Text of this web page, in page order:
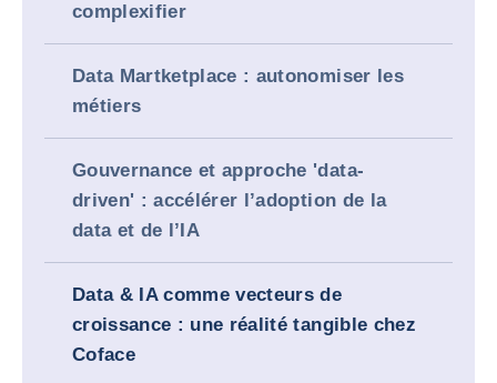
complexifier
Data Martketplace : autonomiser les
métiers
Gouvernance et approche 'data-
driven' : accélérer l’adoption de la
data et de l’IA
Data & IA comme vecteurs de
croissance : une réalité tangible chez
Coface